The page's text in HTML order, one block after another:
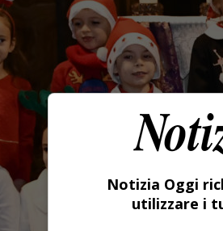
Notizia Oggi
utilizzare i